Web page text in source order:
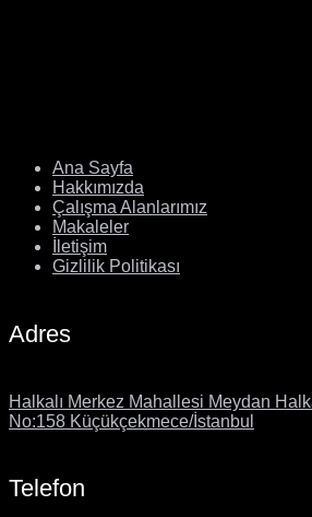
Ana Sayfa
Hakkımızda
Çalışma Alanlarımız
Makaleler
İletişim
Gizlilik Politikası
Adres
Halkalı Merkez Mahallesi Meydan
No:158 Küçükçekmece/İstanbul
Telefon